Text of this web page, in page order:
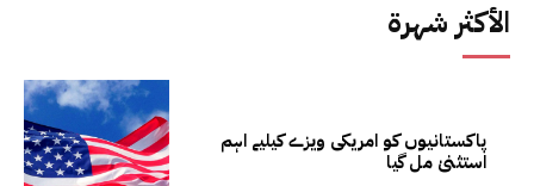
الأكثر شهرة
پاکستانیوں کو امریکی ویزے کیلیے اہم
استثنیٰ مل گیا